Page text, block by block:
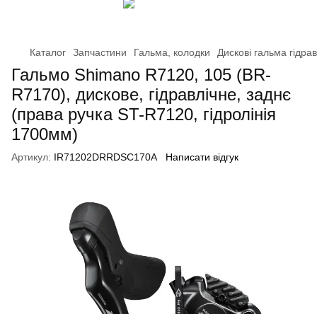
Каталог Запчастини Гальма, колодки Дискові гальма
Гальмо Shimano R7120, 105 (BR-
R7170), дискове, гідравлічне, заднє
(права ручка ST-R7120, гідролінія
1700мм)
Артикул: IR71202DRRDSC170A Написати відгук